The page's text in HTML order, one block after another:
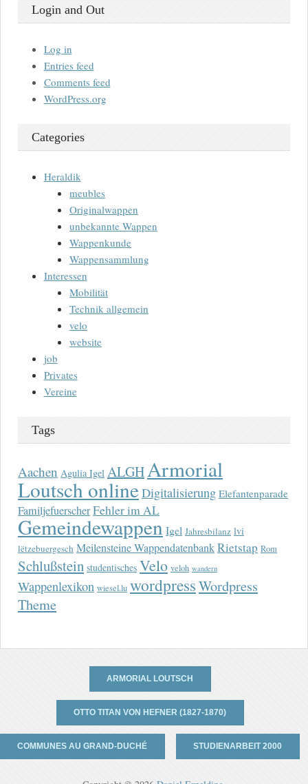
Login and Out
Log in
Entries feed
Comments feed
WordPress.org
Categories
Heraldik
meubles
Originalwappen
unbekannte Wappen
Wappenkunde
Wappensammlung
Interessen
Mobilität
Technik allgemein
velo
website
job
Privates
Vereine
Tags
Aachen Agulia Igel ALGHArmorial
Loutsch onlineDigitalisierung Elefantenparade
FamiljefuerscherFehler im AL
Gemeindewappen Igel Jahresbilanz lvi
lëtzebuergesch Meilensteine WappendatenbankRietstap Rom
Schlußstein studentisches Velo veloh wandern
Wappenlexikon wiesel.lu wordpressWordpress
Theme
ARMORIAL LOUTSCH
OTTO TITAN VON HEFNER (1827-1870)
COMMUNES AU GRAND-DUCHÉ STUDIENARBEIT 2000